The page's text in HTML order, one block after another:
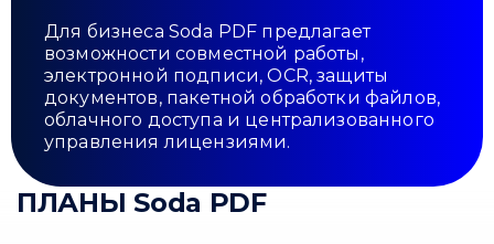
Для бизнеса Soda PDF предлагает
возможности совместной работы,
электронной подписи, OCR, защиты
документов, пакетной обработки файлов,
облачного доступа и централизованного
управления лицензиями.
ПЛАНЫ Soda PDF